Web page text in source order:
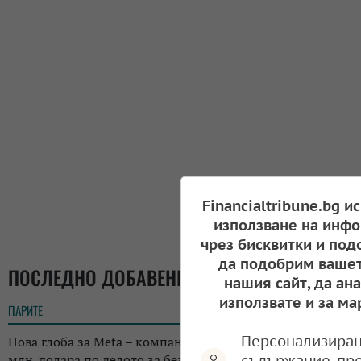
ПОСЛЕДНО ДОБАВЕНИ
ПАРИТЕ 11:35
Нова глоба за Meta – компанията трябва да плати 567
Financialtribune.bg
използване на
чрез бисквитки и
да подобрим
нашия сайт, да
използвате и за